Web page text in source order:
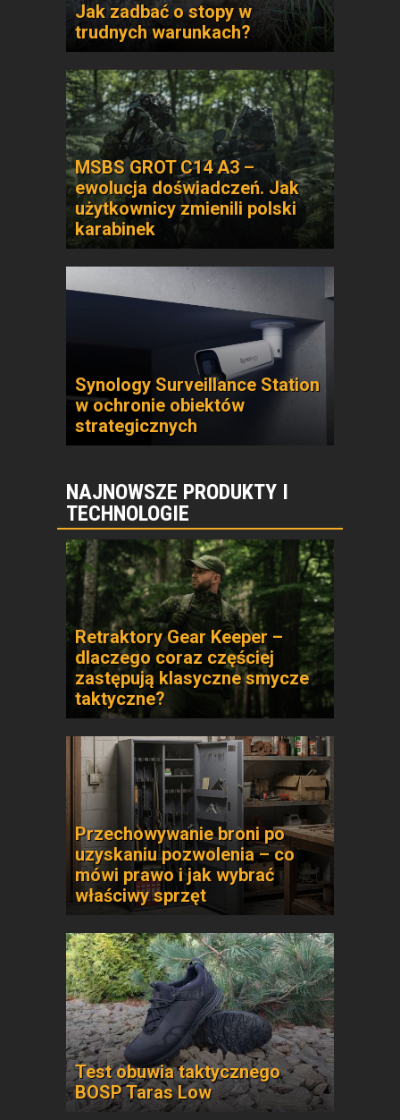
Jak zadbać o stopy w
trudnych warunkach?
MSBS GROT C14 A3 –
ewolucja doświadczeń. Jak
użytkownicy zmienili polski
karabinek
Synology Surveillance Station
w ochronie obiektów
strategicznych
NAJNOWSZE PRODUKTY I
TECHNOLOGIE
Retraktory Gear Keeper –
dlaczego coraz częściej
zastępują klasyczne smycze
taktyczne?
Przechowywanie broni po
uzyskaniu pozwolenia – co
mówi prawo i jak wybrać
właściwy sprzęt
Test obuwia taktycznego
BOSP Taras Low